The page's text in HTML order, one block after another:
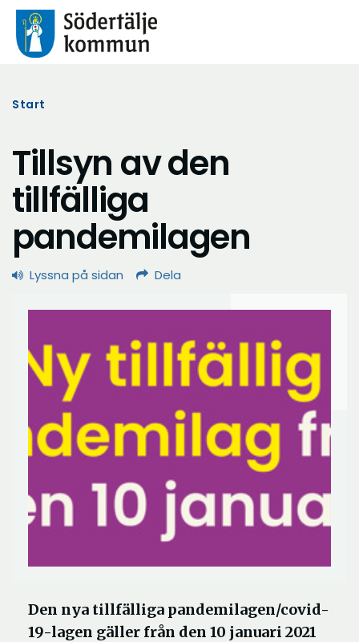
Start
Tillsyn av den
tillfälliga
pandemilagen
Lyssna på sidan Dela
Den nya tillfälliga pandemilagen/covid-
19-lagen gäller från den 10 januari 2021